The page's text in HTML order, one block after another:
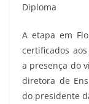
Diploma
A etapa em
certificados
a presença do
diretora de
do presidente